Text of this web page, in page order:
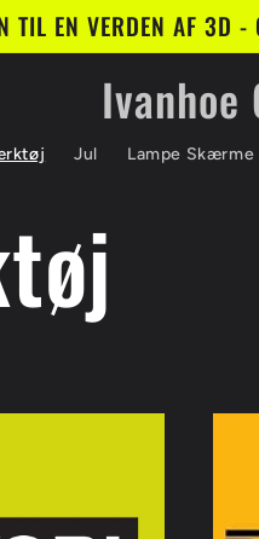
TIL EN VERDEN AF 3D
Ivanhoe
Jul Lampe Skærme